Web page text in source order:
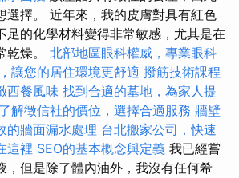
選擇。 近年來，我的皮膚對具有紅色
足的化學材料變得非常敏感，尤其是在
乾燥。 北部地區眼科權威，專業眼科
讓您的居住環境更舒適 撥筋技術課程
西餐風味 找到合適的墓地，為家人提
了解徵信社的價位，選擇合適服務 牆壁
的牆面漏水處理 台北搬家公司，快速
這裡 SEO的基本概念與定義 我已經嘗
，但是除了體內油外，我沒有任何希